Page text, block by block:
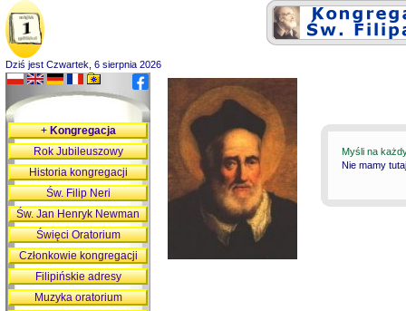
Dziś jest Czwartek, 6 sierpnia 2026
Myśli na
Nie mamy
+Kongregacja
Rok Jubileuszowy
Historia kongregacji
Św. Filip Neri
Św. Jan Henryk Newman
Święci Oratorium
Członkowie kongregacji
Filipińskie adresy
Muzyka oratorium